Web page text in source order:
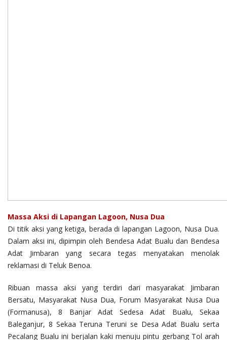
Massa Aksi di Lapangan Lagoon, Nusa Dua
Di titik aksi yang ketiga, berada di lapangan Lagoon, Nusa Dua.
Dalam aksi ini, dipimpin oleh Bendesa Adat Bualu dan Bendesa
Adat Jimbaran yang secara tegas menyatakan menolak
reklamasi di Teluk Benoa.
Ribuan massa aksi yang terdiri dari masyarakat Jimbaran
Bersatu, Masyarakat Nusa Dua, Forum Masyarakat Nusa Dua
(Formanusa), 8 Banjar Adat Sedesa Adat Bualu, Sekaa
Baleganjur, 8 Sekaa Teruna Teruni se Desa Adat Bualu serta
Pecalang Bualu ini berjalan kaki menuju pintu gerbang Tol arah